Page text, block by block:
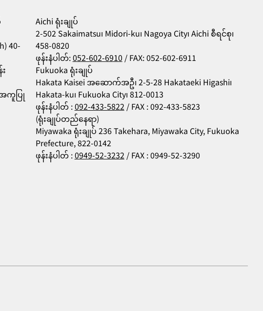
40-
ကူပြု
Aichi ရုံးချုပ်
2-502 Sakaimatsu၊ Midori-ku၊ Nagoya City၊ Aichi စီရင်စု၊
458-0820
ဖုန်းနံပါတ်:052-602-6910 / FAX: 052-602-6911
Fukuoka ရုံးချုပ်
Hakata Kaisei အဆောက်အဦ၊ 2-5-28 Hakataeki Higashi၊
Hakata-ku၊ Fukuoka City၊ 812-0013
ဖုန်းနံပါတ် :092-433-5822 / FAX : 092-433-5823
(ရုံးချုပ်တည်နေရာ)
Miyawaka ရုံးချုပ် 236 Takehara, Miyawaka City, Fukuoka
Prefecture, 822-0142
ဖုန်းနံပါတ် :0949-52-3232 / FAX : 0949-52-3290